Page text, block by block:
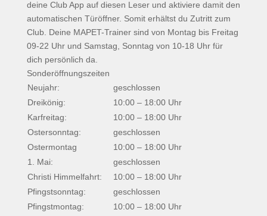
deine Club App auf diesen Leser und aktiviere damit den
automatischen Türöffner. Somit erhältst du Zutritt zum
Club. Deine MAPET-Trainer sind von Montag bis Freitag
09-22 Uhr und Samstag, Sonntag von 10-18 Uhr für
dich persönlich da.
Sonderöffnungszeiten
Neujahr:
geschlossen
Dreikönig:
10:00 – 18:00 Uhr
Karfreitag:
10:00 – 18:00 Uhr
Ostersonntag:
geschlossen
Ostermontag
10:00 – 18:00 Uhr
1. Mai:
geschlossen
Christi Himmelfahrt:
10:00 – 18:00 Uhr
Pfingstsonntag:
geschlossen
Pfingstmontag:
10:00 – 18:00 Uhr